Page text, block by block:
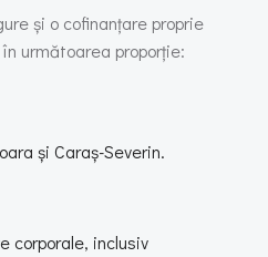
și o cofinanțare proprie
următoarea proporție:
și Caraș-Severin.
corporale, inclusiv